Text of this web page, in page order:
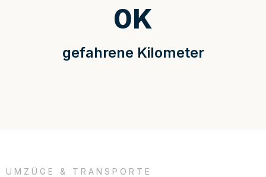
gefahrene Kilometer
0K
UMZÜGE & TRANSPORTE